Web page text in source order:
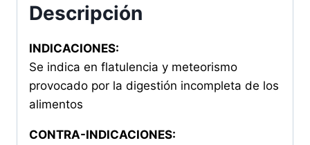
Descripción
INDICACIONES:
Se indica en flatulencia y meteorismo
provocado por la digestión incompleta de los
alimentos
CONTRA-INDICACIONES: